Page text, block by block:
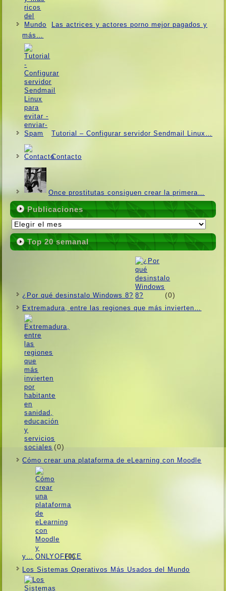
Las actrices y actores porno mejor pagados y
más…
Tutorial – Configurar servidor Sendmail Linux…
Contacto
Once prostitutas consiguen crear la primera…
Publicaciones
Publicaciones
Top 20 semanal
¿Por qué desinstalo Windows 8? (0)
Extremadura, entre las regiones que más invierten…
(0)
Cómo crear una plataforma de eLearning con Moodle
y… (0)
Los Sistemas Operativos Más Usados ​​del Mundo